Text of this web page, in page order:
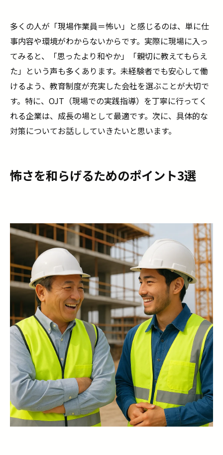
多くの人が「現場作業員＝怖い」と感じるのは、単に仕
事内容や環境がわからないからです。実際に現場に入っ
てみると、「思ったより和やか」「親切に教えてもらえ
た」という声も多くあります。未経験者でも安心して働
けるよう、教育制度が充実した会社を選ぶことが大切で
す。特に、OJT（現場での実践指導）を丁寧に行ってく
れる企業は、成長の場として最適です。次に、具体的な
対策についてお話ししていきたいと思います。
怖さを和らげるためのポイント3選